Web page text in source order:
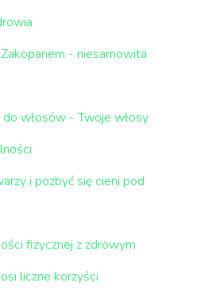
- niesamowita
do włosów - Twoje włosy
i pozbyć się cieni pod
fizycznej z zdrowym
liczne korzyści